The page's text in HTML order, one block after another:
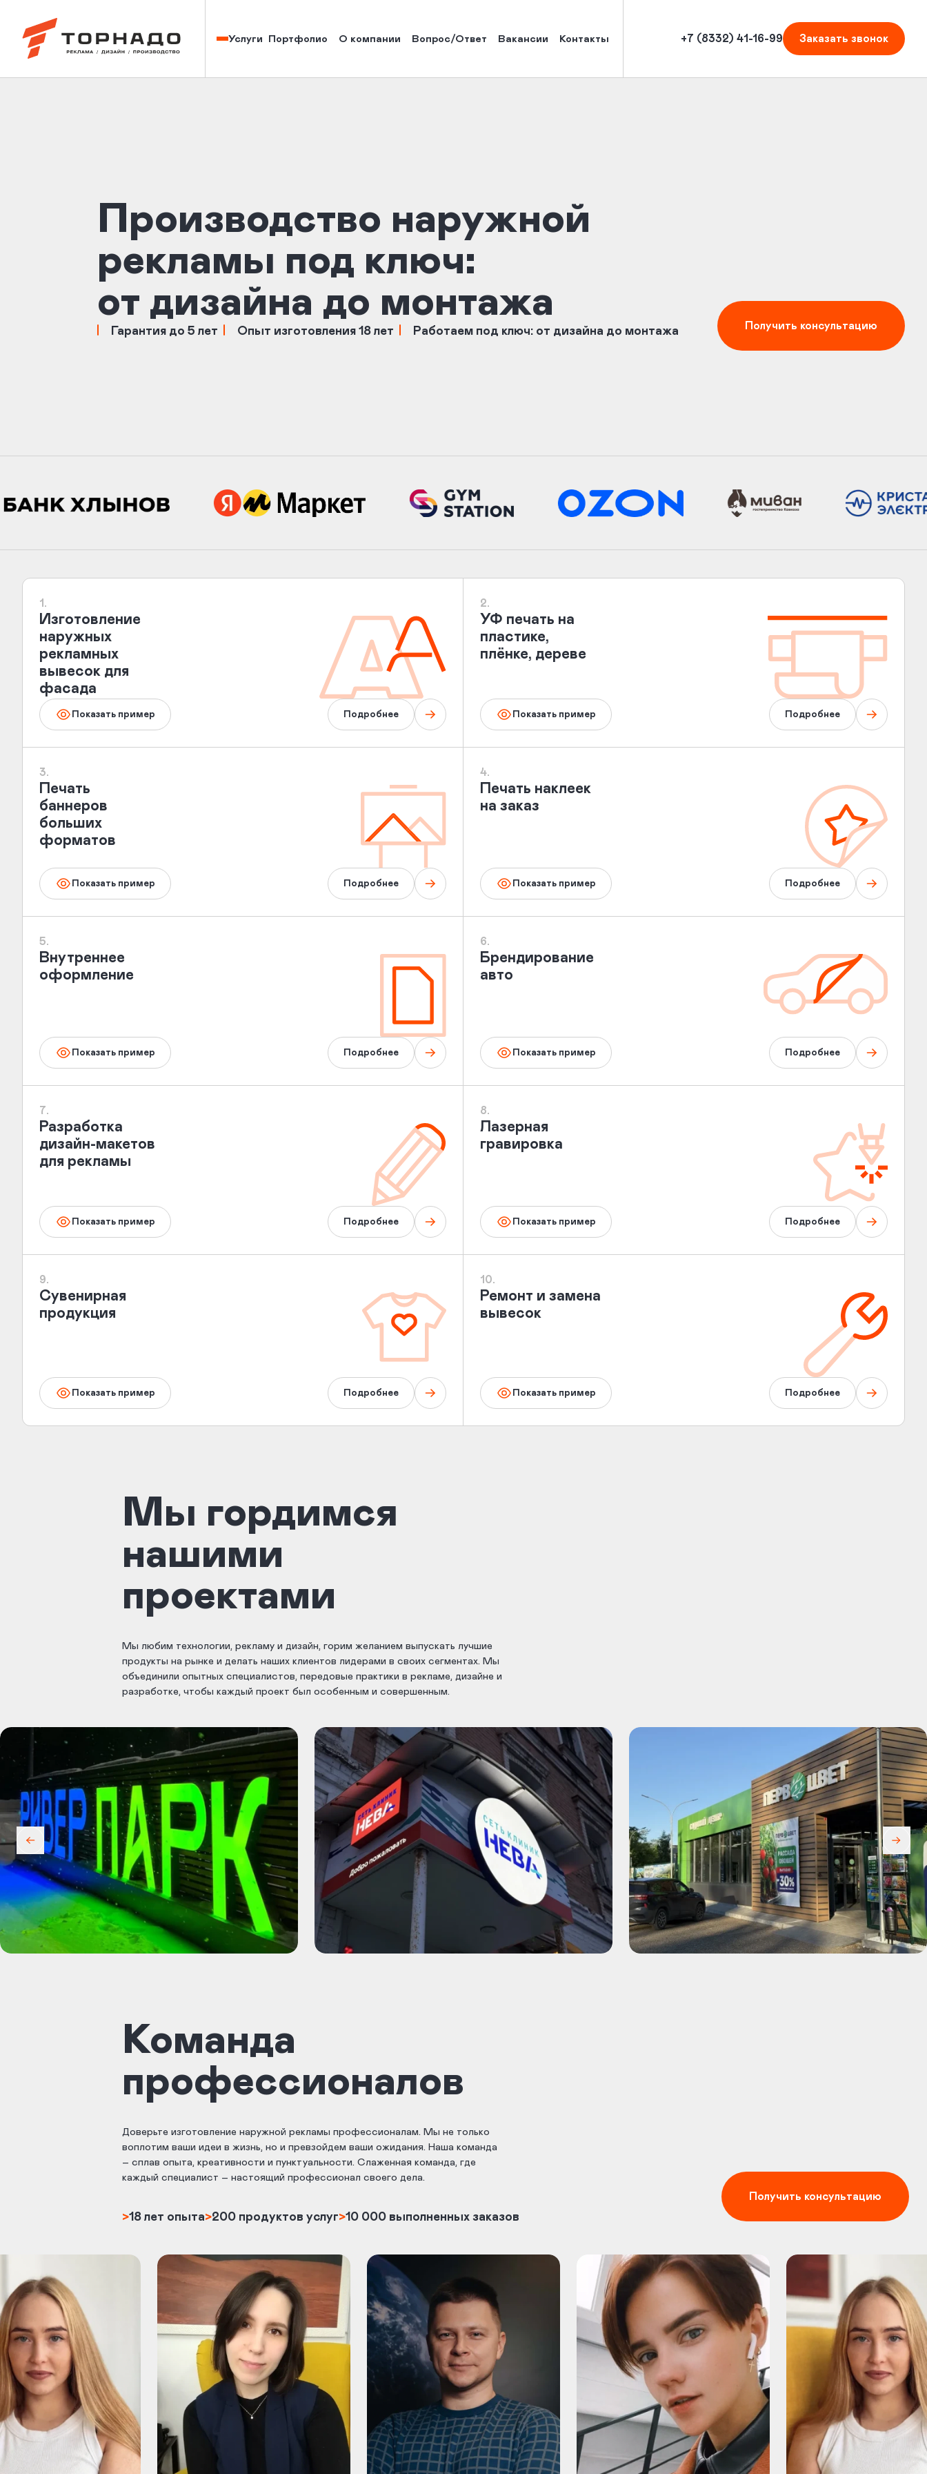
Изготовление наружной рекламы в Кирове — Торнадо
Услуги Портфолио О компании Вопрос/Ответ Вакансии Контакты Заказать звонок
+7 (8332) 41-16-99
Производство наружной
рекламы под ключ:
от дизайна до монтажа
Гарантия до 5 лет Опыт изготовления 18 лет Работаем под ключ: от дизайна до монтажа Получить консультацию
1.
Изготовление
наружных
рекламных
вывесок для
фасада
Показать пример Подробнее
2.
УФ печать на
пластике,
плёнке, дереве
Показать пример Подробнее
3.
Печать
баннеров
больших
форматов
Показать пример Подробнее
4.
Печать наклеек
на заказ
Показать пример Подробнее
5.
Внутреннее
оформление
Показать пример Подробнее
6.
Брендирование
авто
Показать пример Подробнее
7.
Разработка
дизайн-макетов
для рекламы
Показать пример Подробнее
8.
Лазерная
гравировка
Показать пример Подробнее
9.
Сувенирная
продукция
Показать пример Подробнее
10.
Ремонт и замена
вывесок
Показать пример Подробнее
Мы гордимся
нашими
проектами
Мы любим технологии, рекламу и дизайн, горим желанием выпускать лучшие
продукты на рынке и делать наших клиентов лидерами в своих сегментах. Мы
объединили опытных специалистов, передовые практики в рекламе, дизайне и
разработке, чтобы каждый проект был особенным и совершенным.
Команда
профессионалов
Доверьте изготовление наружной рекламы профессионалам. Мы не только
воплотим ваши идеи в жизнь, но и превзойдем ваши ожидания. Наша команда
– сплав опыта, креативности и пунктуальности. Слаженная команда, где
каждый специалист – настоящий профессионал своего дела.
>18 лет опыта>200 продуктов услуг>10 000 выполненных заказов
Получить консультацию